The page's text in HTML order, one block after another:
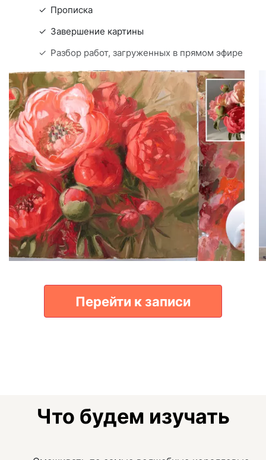
Прописка
Завершение картины
Разбор работ, загруженных в прямом эфире
Перейти к записи
Что будем изучать